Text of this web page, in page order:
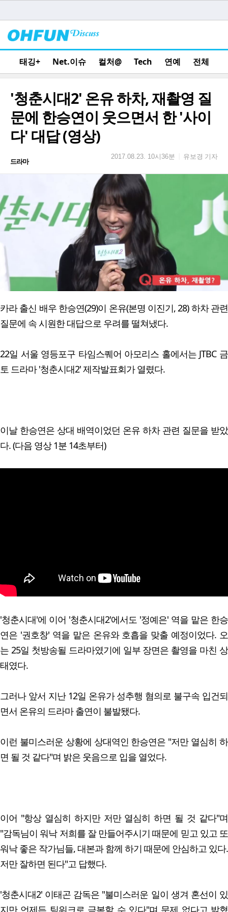
태깅+ Net.이슈 컬처@ Tech 연예 전체
'청춘시대2' 온유 하차, 재촬영 질
문에 한승연이 웃으면서 한 '사이
다' 대답 (영상)
드라마
2017.08.23. 10시36분 유보경 기자
카라 출신 배우 한승연(29)이 온유(본명 이진기, 28) 하차 관련
질문에 속 시원한 대답으로 우려를 떨쳐냈다.
22일 서울 영등포구 타임스퀘어 아모리스 홀에서는 JTBC 금
토 드라마 '청춘시대2' 제작발표회가 열렸다.
이날 한승연은 상대 배역이었던 온유 하차 관련 질문을 받았
다. (다음 영상 1분 14초부터)
'청춘시대'에 이어 '청춘시대2'에서도 '정예은' 역을 맡은 한승
연은 '권호창' 역을 맡은 온유와 호흡을 맞출 예정이었다. 오
는 25일 첫방송될 드라마였기에 일부 장면은 촬영을 마친 상
태였다.
그러나 앞서 지난 12일 온유가 성추행 혐의로 불구속 입건되
면서 온유의 드라마 출연이 불발됐다.
이런 불미스러운 상황에 상대역인 한승연은 "저만 열심히 하
면 될 것 같다"며 밝은 웃음으로 입을 열었다.
이어 "항상 열심히 하지만 저만 열심히 하면 될 것 같다"며
"감독님이 워낙 저희를 잘 만들어주시기 때문에 믿고 있고 또
워낙 좋은 작가님들, 대본과 함께 하기 때문에 안심하고 있다.
저만 잘하면 된다"고 답했다.
'청춘시대2' 이태곤 감독은 "불미스러운 일이 생겨 혼선이 있